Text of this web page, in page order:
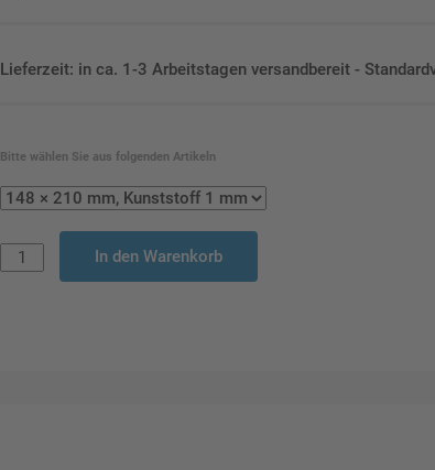
Lieferzeit: in ca. 1-3 Arbeitstagen versandbereit -
Bitte wählen Sie aus folgenden Artikeln
In den Warenkorb